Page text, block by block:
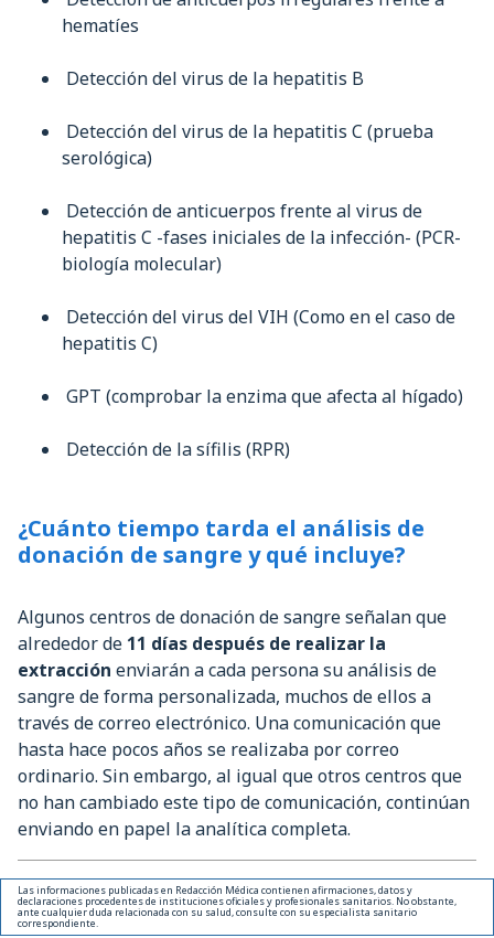
hematíes
Detección del virus de la hepatitis B
Detección del virus de la hepatitis C (prueba
serológica)
Detección de anticuerpos frente al virus de
hepatitis C -fases iniciales de la infección- (PCR-
biología molecular)
Detección del virus del VIH (Como en el caso de
hepatitis C)
GPT (comprobar la enzima que afecta al hí­gado)
Detección de la sí­filis (RPR)
¿Cuánto tiempo tarda el análisis de
donación de sangre y qué incluye?
Algunos centros de donación de sangre señalan que
alrededor de 11 días después de realizar la
extracción enviarán a cada persona su análisis de
sangre de forma personalizada, muchos de ellos a
través de correo electrónico. Una comunicación que
hasta hace pocos años se realizaba por correo
ordinario. Sin embargo, al igual que otros centros que
no han cambiado este tipo de comunicación, continúan
enviando en papel la analítica completa.
Las informaciones publicadas en Redacción Médica contienen afirmaciones, datos y
declaraciones procedentes de instituciones oficiales y profesionales sanitarios. No obstante,
ante cualquier duda relacionada con su salud, consulte con su especialista sanitario
correspondiente.